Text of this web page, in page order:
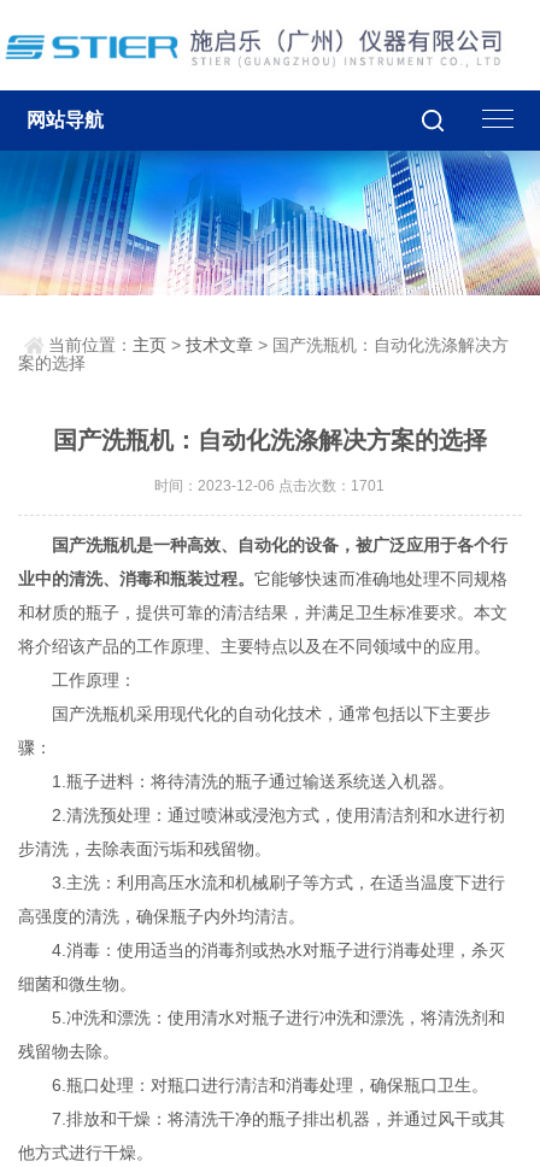
网站导航
当前位置： 主页 >技术文章 > 国产洗瓶机：自动化洗涤解决方
案的选择
国产洗瓶机：自动化洗涤解决方案的选择
时间：2023-12-06 点击次数：1701
国产洗瓶机是一种高效、自动化的设备，被广泛应用于各个行
业中的清洗、消毒和瓶装过程。它能够快速而准确地处理不同规格
和材质的瓶子，提供可靠的清洁结果，并满足卫生标准要求。本文
将介绍该产品的工作原理、主要特点以及在不同领域中的应用。
工作原理：
国产洗瓶机采用现代化的自动化技术，通常包括以下主要步
骤：
1.瓶子进料：将待清洗的瓶子通过输送系统送入机器。
2.清洗预处理：通过喷淋或浸泡方式，使用清洁剂和水进行初
步清洗，去除表面污垢和残留物。
3.主洗：利用高压水流和机械刷子等方式，在适当温度下进行
高强度的清洗，确保瓶子内外均清洁。
4.消毒：使用适当的消毒剂或热水对瓶子进行消毒处理，杀灭
细菌和微生物。
5.冲洗和漂洗：使用清水对瓶子进行冲洗和漂洗，将清洗剂和
残留物去除。
6.瓶口处理：对瓶口进行清洁和消毒处理，确保瓶口卫生。
7.排放和干燥：将清洗干净的瓶子排出机器，并通过风干或其
他方式进行干燥。